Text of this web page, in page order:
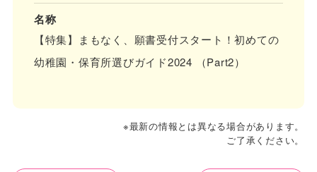
名称
【特集】まもなく、願書受付スタート！初めての
幼稚園・保育所選びガイド2024 （Part2）
※最新の情報とは異なる場合があります。
ご了承ください。